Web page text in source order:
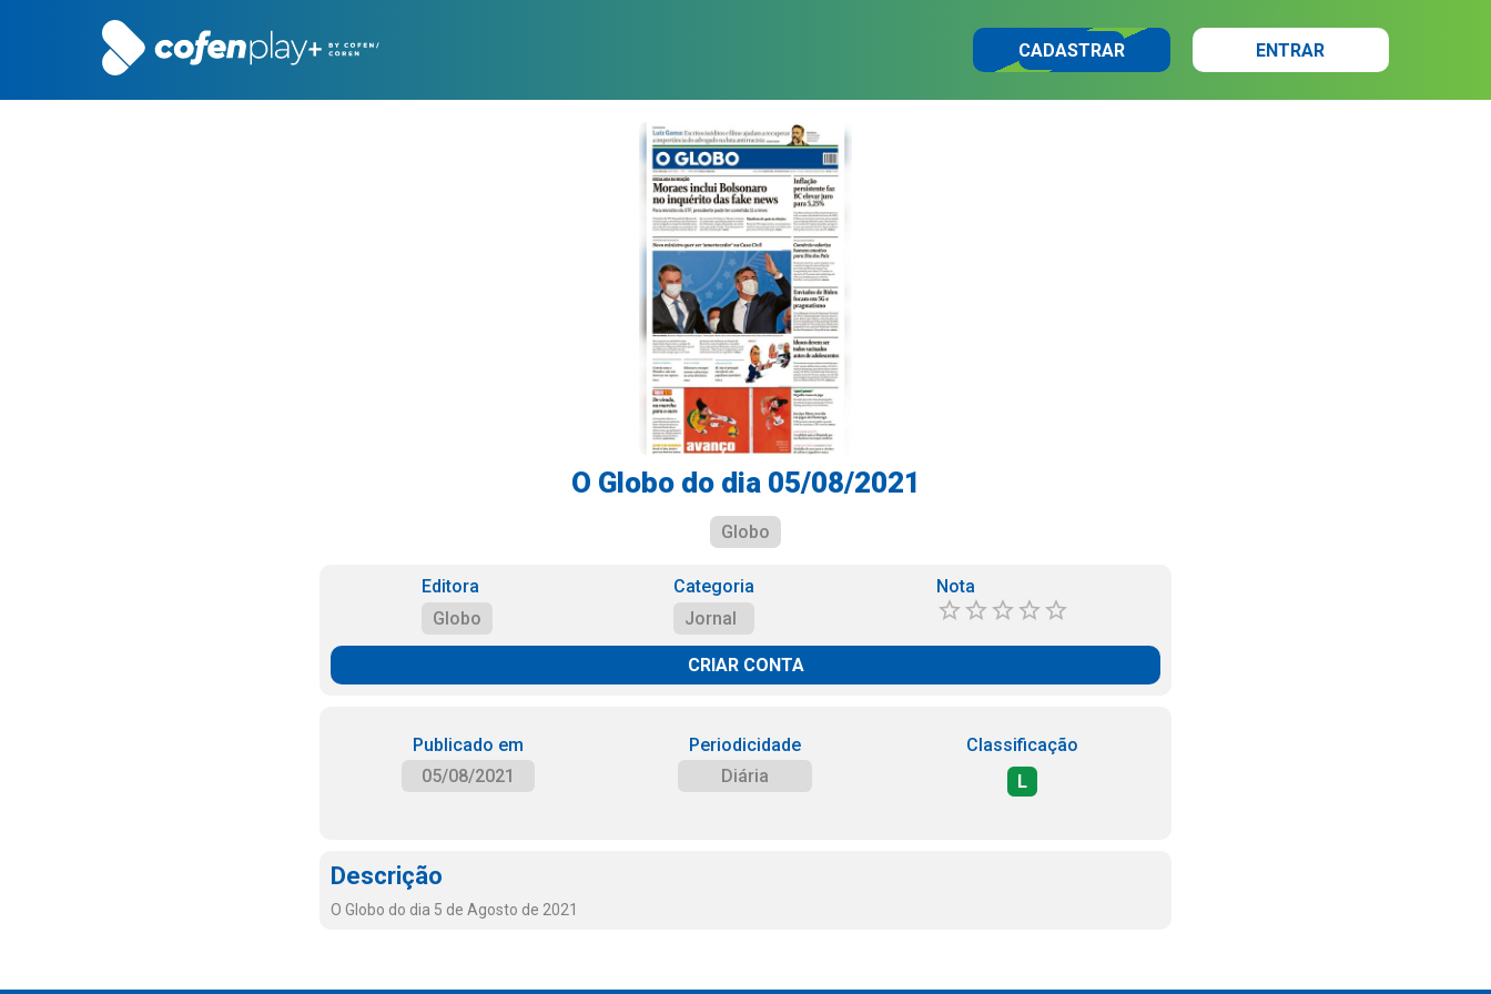
CADASTRAR ENTRAR
O Globo do dia 05/08/2021
Globo
Editora
Globo
Categoria
Jornal
Nota
CRIAR CONTA
Publicado em
05/08/2021
Periodicidade
Diária
Classificação
L
Descrição
O Globo do dia 5 de Agosto de 2021